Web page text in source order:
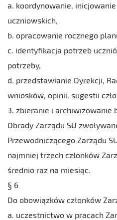
a. koordynowanie,
uczniowskich,
b. opracowanie rocznego
c. identyfikacja potrzeb
potrzeby,
d. przedstawianie Dyrekcji,
wniosków, opinii, sugestii
3. zbieranie i archiwizowanie
Obrady Zarządu SU
Przewodniczącego Zarządu
najmniej trzech członków
średnio raz na miesiąc.
§ 6
Do obowiązków członków
a. uczestnictwo w pracach